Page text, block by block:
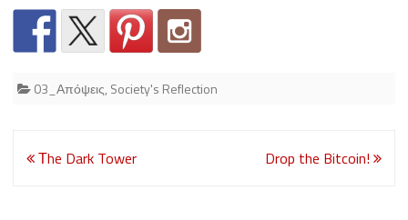
03_Απόψεις, Society's Reflection
Post
Τhe Dark Tower Drop the Bitcoin!